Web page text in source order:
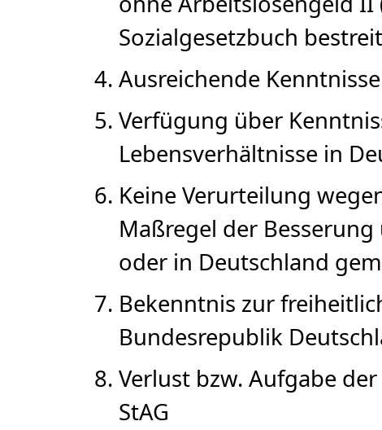
Sozialgesetzbuch
Ausreichende
Verfügung über
Lebensverhältnisse in
Keine Verurteilung
Maßregel der
oder in Deutschland
Bekenntnis zur
Bundesrepublik
Verlust bzw. Aufgabe
StAG